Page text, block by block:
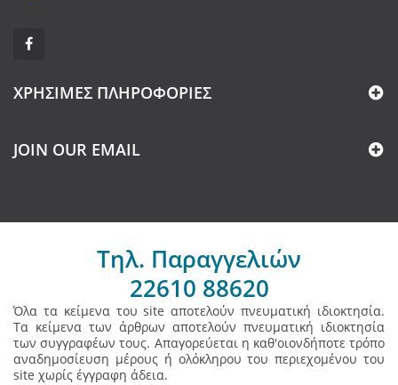
ΧΡΉΣΙΜΕΣ ΠΛΗΡΟΦΟΡΊΕΣ
JOIN OUR EMAIL
Τηλ. Παραγγελιών
22610 88620
Όλα τα κείμενα του site αποτελούν πνευματική ιδιοκτησία.
Τα κείμενα των άρθρων αποτελούν πνευματική ιδιοκτησία
των συγγραφέων τους. Απαγορεύεται η καθ'οιονδήποτε τρόπο
αναδημοσίευση μέρους ή ολόκληρου του περιεχομένου του
site χωρίς έγγραφη άδεια.